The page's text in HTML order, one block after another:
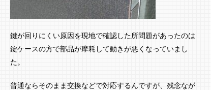
鍵が回りにくい原因を現地で確認した所問題があったのは
錠ケースの方で部品が摩耗して動きが悪くなっていまし
た。
普通ならそのまま交換などで対応するんですが、残念なが